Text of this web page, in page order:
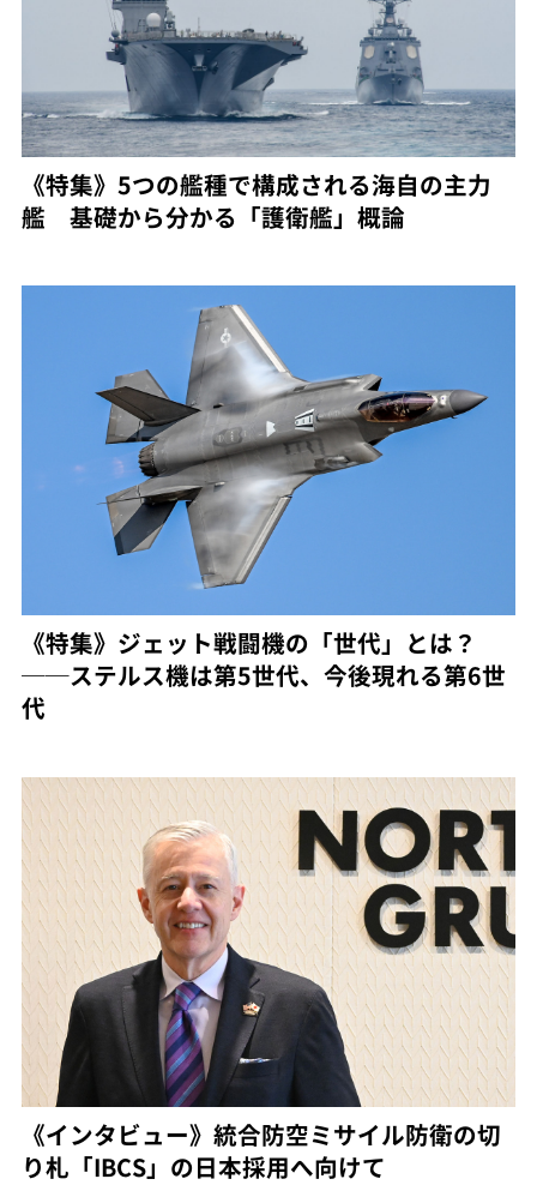
《特集》5つの艦種で構成される海自の主力
艦 基礎から分かる「護衛艦」概論
《特集》ジェット戦闘機の「世代」とは？
──ステルス機は第5世代、今後現れる第6世
代
《インタビュー》統合防空ミサイル防衛の切
り札「IBCS」の日本採用へ向けて